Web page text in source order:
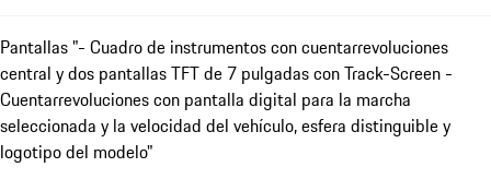
Pantallas "- Cuadro de instrumentos con cuentarrevoluciones
central y dos pantallas TFT de 7 pulgadas con Track-Screen -
Cuentarrevoluciones con pantalla digital para la marcha
seleccionada y la velocidad del vehículo, esfera distinguible y
logotipo del modelo"